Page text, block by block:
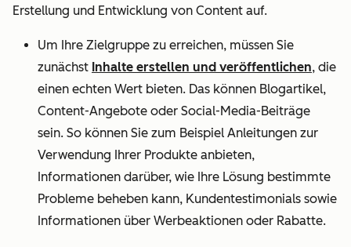
Erstellung und Entwicklung von Content auf.
Um Ihre Zielgruppe zu erreichen, müssen Sie
zunächst Inhalte erstellen und veröffentlichen, die
einen echten Wert bieten. Das können Blogartikel,
Content-Angebote oder Social-Media-Beiträge
sein. So können Sie zum Beispiel Anleitungen zur
Verwendung Ihrer Produkte anbieten,
Informationen darüber, wie Ihre Lösung bestimmte
Probleme beheben kann, Kundentestimonials sowie
Informationen über Werbeaktionen oder Rabatte.